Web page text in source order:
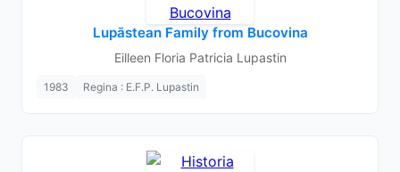
Lupāstean Family from Bucovina
Eilleen Floria Patricia Lupastin
1983 Regina : E.F.P. Lupastin